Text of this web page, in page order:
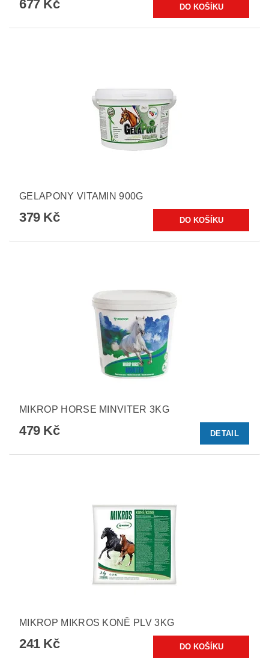
677 Kč
GELAPONY VITAMIN 900G
379 Kč
MIKROP HORSE MINVITER 3KG
479 Kč DETAIL
MIKROP MIKROS KONĚ PLV 3KG
241 Kč